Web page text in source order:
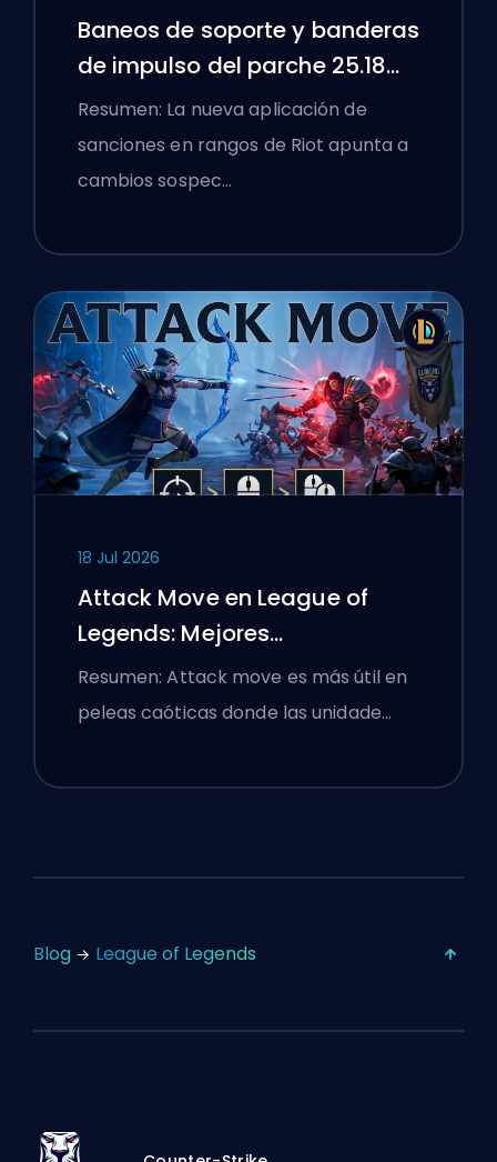
Baneos de soporte y banderas
de impulso del parche 25.18
de League of Legends
Resumen: La nueva aplicación de
sanciones en rangos de Riot apunta a
cambios sospec…
18 Jul 2026
Attack Move en League of
Legends: Mejores
Configuraciones
Resumen: Attack move es más útil en
peleas caóticas donde las unidade…
Blog League of Legends